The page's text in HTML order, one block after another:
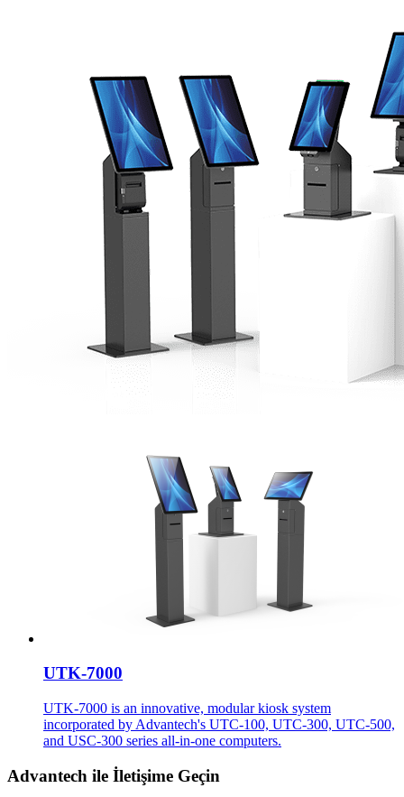
UTK-7000
UTK-7000 is an innovative, modular kiosk system
incorporated by Advantech's UTC-100, UTC-300, UTC-500,
and USC-300 series all-in-one computers.
Advantech ile İletişime Geçin